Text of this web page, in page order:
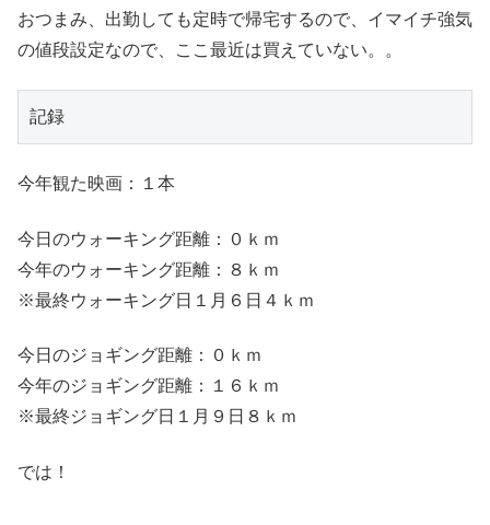
おつまみ、出勤しても定時で帰宅するので、イマイチ強気
の値段設定なので、ここ最近は買えていない。。
記録
今年観た映画：１本
今日のウォーキング距離：０ｋｍ
今年のウォーキング距離：８ｋｍ
※最終ウォーキング日１月６日４ｋｍ
今日のジョギング距離：０ｋｍ
今年のジョギング距離：１６ｋｍ
※最終ジョギング日１月９日８ｋｍ
では！